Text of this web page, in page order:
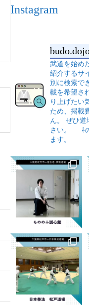
Instagram
武道を始め
紹介するサ
別に検索で
載を希望さ
り上げたい
ため、掲載
ん。
ぜひ道
さい。
⇩
ます。